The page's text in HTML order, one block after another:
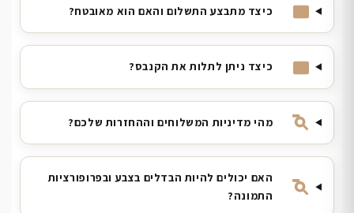
כיצד מתבצע התשלום והאם הוא מאובטח?
כיצד ניתן לתלות את הקנבס?
מהי מדיניות המשלוחים וההחזרות שלכם?
האם יכולים להיות הבדלים בצבע ובפרופורציות
התמונה?